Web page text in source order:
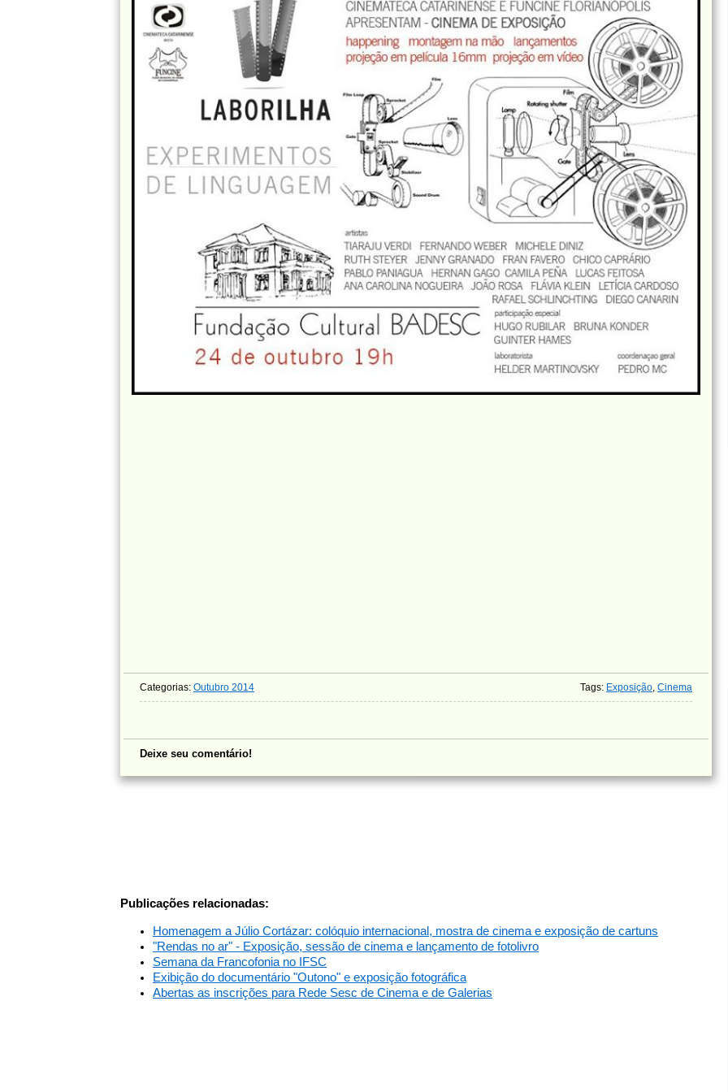
Categorias: Outubro 2014 Tags: Exposição, Cinema
Deixe seu comentário!
Publicações relacionadas:
Homenagem a Júlio Cortázar: colóquio internacional, mostra de cinema e exposição de cartuns
"Rendas no ar" - Exposição, sessão de cinema e lançamento de fotolivro
Semana da Francofonia no IFSC
Exibição do documentário "Outono" e exposição fotográfica
Abertas as inscrições para Rede Sesc de Cinema e de Galerias